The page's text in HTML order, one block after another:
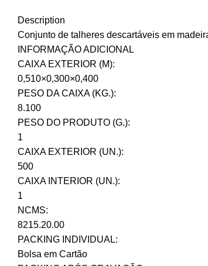
Description
Conjunto de talheres descartáveis em
INFORMAÇÃO ADICIONAL
CAIXA EXTERIOR (M):
0,510×0,300×0,400
PESO DA CAIXA (KG.):
8.100
PESO DO PRODUTO (G.):
1
CAIXA EXTERIOR (UN.):
500
CAIXA INTERIOR (UN.):
1
NCMS:
8215.20.00
PACKING INDIVIDUAL:
Bolsa em Cartão